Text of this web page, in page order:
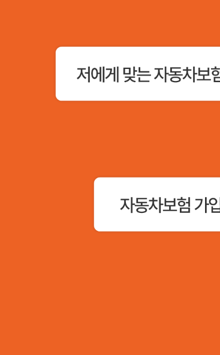
자동차보험료비교견적사이트